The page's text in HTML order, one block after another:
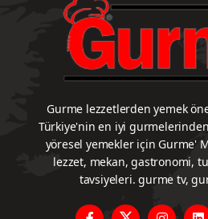
Gurme lezzetlerden yemek
Türkiye'nin en iyi
yöresel yemekler için Gurme'
lezzet, mekan, gastronomi,
tavsiyeleri. gurme tv,